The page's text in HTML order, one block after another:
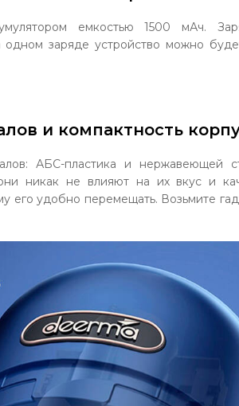
емкостью 1500 мАч.
заряде устройство можно
и компактность
АБС-пластика и нержавеющей
никак не влияют на их вкус и
его удобно перемещать. Возьмите